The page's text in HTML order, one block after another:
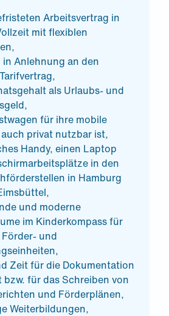
Arbeitsvertrag in
mit flexiblen
in Anlehnung an den
als Urlaubs- und
für ihre mobile
privat nutzbar ist,
Handy, einen Laptop
in den
in Hamburg
und moderne
im Kinderkompass für
und
Zeit für die Dokumentation
bzw. für das Schreiben von
und Förderplänen,
Weiterbildungen,